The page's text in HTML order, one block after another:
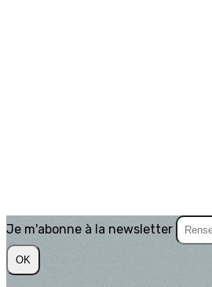
Je m'abonne à la newsletter
OK